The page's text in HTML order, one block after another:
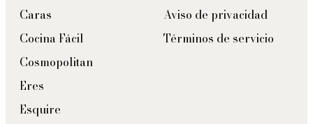
Caras
Cocina Fácil
Cosmopolitan
Eres
Esquire
Aviso de privacidad
Términos de servicio